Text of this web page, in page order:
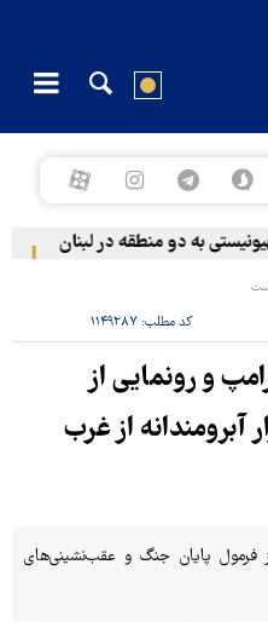
به دو منطقه در لبنان
کد مطلب:۱۱۴۹۲۸۷
و رونمایی از
از غرب
از فرمول پایان جنگ و عقب‌نشینی‌های